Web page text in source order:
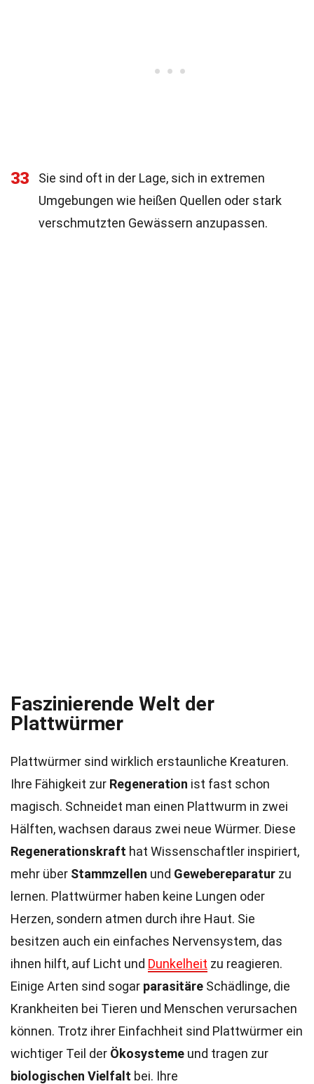
33
Sie sind oft in der Lage, sich in extremen
Umgebungen wie heißen Quellen oder stark
verschmutzten Gewässern anzupassen.
Faszinierende Welt der
Plattwürmer
Plattwürmer sind wirklich erstaunliche Kreaturen.
Ihre Fähigkeit zur Regeneration ist fast schon
magisch. Schneidet man einen Plattwurm in zwei
Hälften, wachsen daraus zwei neue Würmer. Diese
Regenerationskraft hat Wissenschaftler inspiriert,
mehr über Stammzellen und Gewebereparatur zu
lernen. Plattwürmer haben keine Lungen oder
Herzen, sondern atmen durch ihre Haut. Sie
besitzen auch ein einfaches Nervensystem, das
ihnen hilft, auf Licht und Dunkelheit zu reagieren.
Einige Arten sind sogar parasitäre Schädlinge, die
Krankheiten bei Tieren und Menschen verursachen
können. Trotz ihrer Einfachheit sind Plattwürmer ein
wichtiger Teil der Ökosysteme und tragen zur
biologischen Vielfalt bei. Ihre